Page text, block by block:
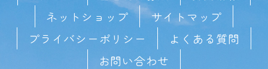
ネットショップ
サイトマップ
プライバシーポリシー
よくある質問
お問い合わせ